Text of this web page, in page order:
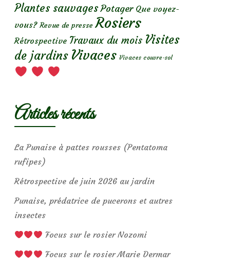
Plantes sauvages Potager Que voyez-
vous? Revue de presse Rosiers
Rétrospective Travaux du mois Visites
de jardins Vivaces Vivaces couvre-sol
Articles récents
La Punaise à pattes rousses (Pentatoma
rufipes)
Rétrospective de juin 2026 au jardin
Punaise, prédatrice de pucerons et autres
insectes
Focus sur le rosier Nozomi
Focus sur le rosier Marie Dermar